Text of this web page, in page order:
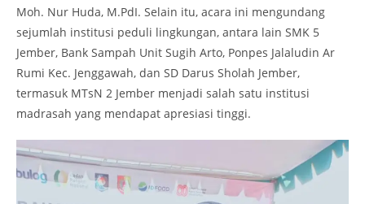
Moh. Nur Huda, M.PdI. Selain itu, acara ini mengundang
sejumlah institusi peduli lingkungan, antara lain SMK 5
Jember, Bank Sampah Unit Sugih Arto, Ponpes Jalaludin Ar
Rumi Kec. Jenggawah, dan SD Darus Sholah Jember,
termasuk MTsN 2 Jember menjadi salah satu institusi
madrasah yang mendapat apresiasi tinggi.